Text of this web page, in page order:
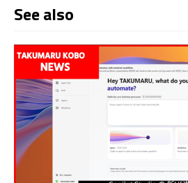
See also